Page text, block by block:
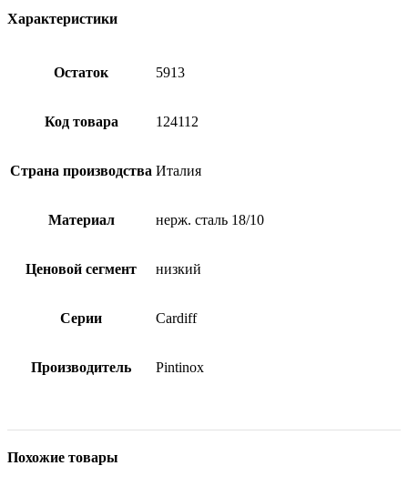
Характеристики
Остаток 5913
Код товара 124112
Страна производства Италия
Материал нерж. сталь 18/10
Ценовой сегмент низкий
Серии Cardiff
Производитель Pintinox
Похожие товары